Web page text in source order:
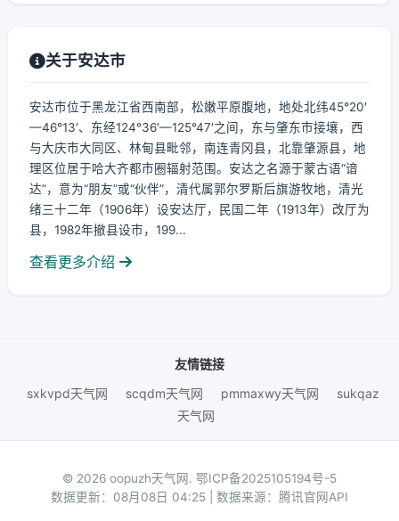
关于安达市
安达市位于黑龙江省西南部，松嫩平原腹地，地处北纬45°20′
—46°13′、东经124°36′—125°47′之间，东与肇东市接壤，西
与大庆市大同区、林甸县毗邻，南连青冈县，北靠肇源县，地
理区位居于哈大齐都市圈辐射范围。安达之名源于蒙古语“谙
达”，意为“朋友”或“伙伴”，清代属郭尔罗斯后旗游牧地，清光
绪三十二年（1906年）设安达厅，民国二年（1913年）改厅为
县，1982年撤县设市，199...
查看更多介绍
友情链接
sxkvpd天气网
scqdm天气网 pmmaxwy天气网
sukqaz
天气网
© 2026 oopuzh天气网. 鄂ICP备2025105194号-5
数据更新：08月08日 04:25 | 数据来源：腾讯官网API